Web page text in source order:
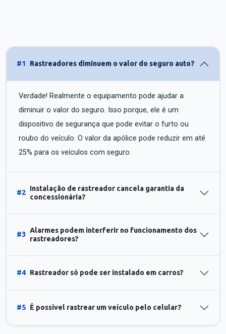
#1 Rastreadores diminuem o valor do seguro auto?
Verdade! Realmente o equipamento pode ajudar a
diminuir o valor do seguro. Isso porque, ele é um
dispositivo de segurança que pode evitar o furto ou
roubo do veículo. O valor da apólice pode reduzir em até
25% para os veículos com seguro.
#2
Instalação de rastreador cancela garantia da
concessionária?
#3
Alarmes podem interferir no funcionamento dos
rastreadores?
#4 Rastreador só pode ser instalado em carros?
#5 É possível rastrear um veículo pelo celular?